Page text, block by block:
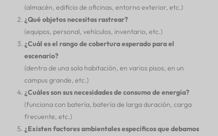
(almacén, edificio de oficinas, entorno exterior, etc.)
¿Qué objetos necesitas rastrear?
(equipos, personal, vehículos, inventario, etc.)
¿Cuál es el rango de cobertura esperado para el
escenario?
(dentro de una sola habitación, en varios pisos, en un
campus grande, etc.)
¿Cuáles son sus necesidades de consumo de energía?
(funciona con batería, batería de larga duración, carga
frecuente, etc.)
¿Existen factores ambientales específicos que debamos